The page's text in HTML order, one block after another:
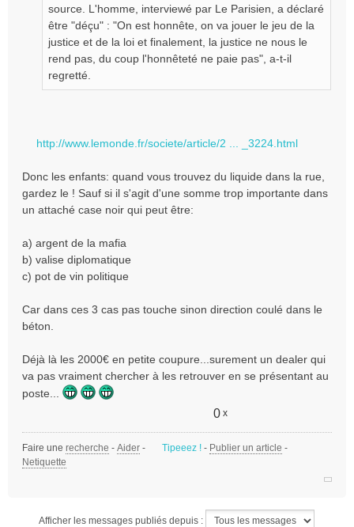
source. L'homme, interviewé par Le Parisien, a déclaré
être "déçu" : "On est honnête, on va jouer le jeu de la
justice et de la loi et finalement, la justice ne nous le
rend pas, du coup l'honnêteté ne paie pas", a-t-il
regretté.
http://www.lemonde.fr/societe/article/2 ... _3224.html
Donc les enfants: quand vous trouvez du liquide dans la rue,
gardez le ! Sauf si il s'agit d'une somme trop importante dans
un attaché case noir qui peut être:
a) argent de la mafia
b) valise diplomatique
c) pot de vin politique
Car dans ces 3 cas pas touche sinon direction coulé dans le
béton.
Déjà là les 2000€ en petite coupure...surement un dealer qui
va pas vraiment chercher à les retrouver en se présentant au
poste...
0 x
Faire une recherche - Aider - Tipeeez ! - Publier un article -
Netiquette
Afficher les messages publiés depuis :